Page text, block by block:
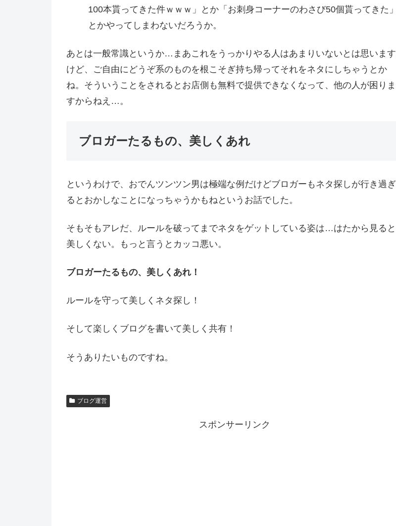
100本貰ってきた件ｗｗｗ」とか「お刺身コーナーのわさび50個貰ってきた」
とかやってしまわないだろうか。
あとは一般常識というか…まあこれをうっかりやる人はあまりいないとは思います
けど、ご自由にどうぞ系のものを根こそぎ持ち帰ってそれをネタにしちゃうとか
ね。そういうことをされるとお店側も無料で提供できなくなって、他の人が困りま
すからねえ…。
ブロガーたるもの、美しくあれ
というわけで、おでんツンツン男は極端な例だけどブロガーもネタ探しが行き過ぎ
るとおかしなことになっちゃうかもねというお話でした。
そもそもアレだ、ルールを破ってまでネタをゲットしている姿は…はたから見ると
美しくない。もっと言うとカッコ悪い。
ブロガーたるもの、美しくあれ！
ルールを守って美しくネタ探し！
そして楽しくブログを書いて美しく共有！
そうありたいものですね。
ブログ運営
スポンサーリンク